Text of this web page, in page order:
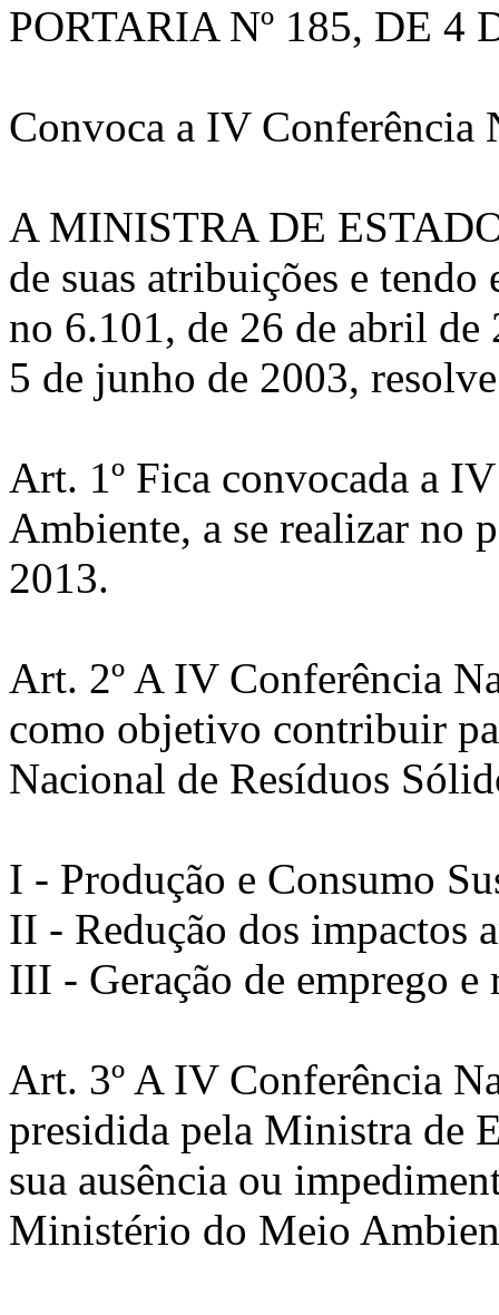
PORTARIA Nº 185, DE 4
Convoca a IV
A MINISTRA DE
de suas atribuições e
no 6.101, de 26 de abril de
5 de junho de 2003,
Art. 1º Fica convocada a
Ambiente, a se realizar no
2013.
Art. 2º A IV Conferência
como objetivo contribuir
Nacional de Resíduos
I - Produção e Consumo
II - Redução dos impactos
III - Geração de emprego e
Art. 3º A IV Conferência
presidida pela Ministra de
sua ausência ou
Ministério do Meio